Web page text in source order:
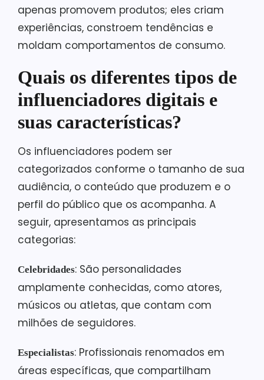
apenas promovem produtos; eles criam
experiências, constroem tendências e
moldam comportamentos de consumo.
Quais os diferentes tipos de
influenciadores digitais e
suas características?
Os influenciadores podem ser
categorizados conforme o tamanho de sua
audiência, o conteúdo que produzem e o
perfil do público que os acompanha. A
seguir, apresentamos as principais
categorias:
Celebridades: São personalidades
amplamente conhecidas, como atores,
músicos ou atletas, que contam com
milhões de seguidores.
Especialistas: Profissionais renomados em
áreas específicas, que compartilham